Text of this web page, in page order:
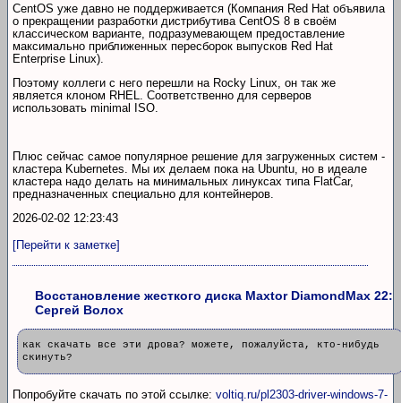
CentOS уже давно не поддерживается (Компания Red Hat объявила
о прекращении разработки дистрибутива CentOS 8 в своём
классическом варианте, подразумевающем предоставление
максимально приближенных пересборок выпусков Red Hat
Enterprise Linux).
Поэтому коллеги с него перешли на Rocky Linux, он так же
является клоном RHEL. Соответственно для серверов
использовать minimal ISO.
Плюс сейчас самое популярное решение для загруженных систем -
кластера Kubernetes. Мы их делаем пока на Ubuntu, но в идеале
кластера надо делать на минимальных линуксах типа FlatCar,
предназначенных специально для контейнеров.
2026-02-02 12:23:43
[Перейти к заметке]
Восстановление жесткого диска Maxtor DiamondMax 22:
Сергей Волох
как скачать все эти дрова? можете, пожалуйста, кто-нибудь
скинуть?
Попробуйте скачать по этой ссылке: voltiq.ru/pl2303-driver-windows-7-